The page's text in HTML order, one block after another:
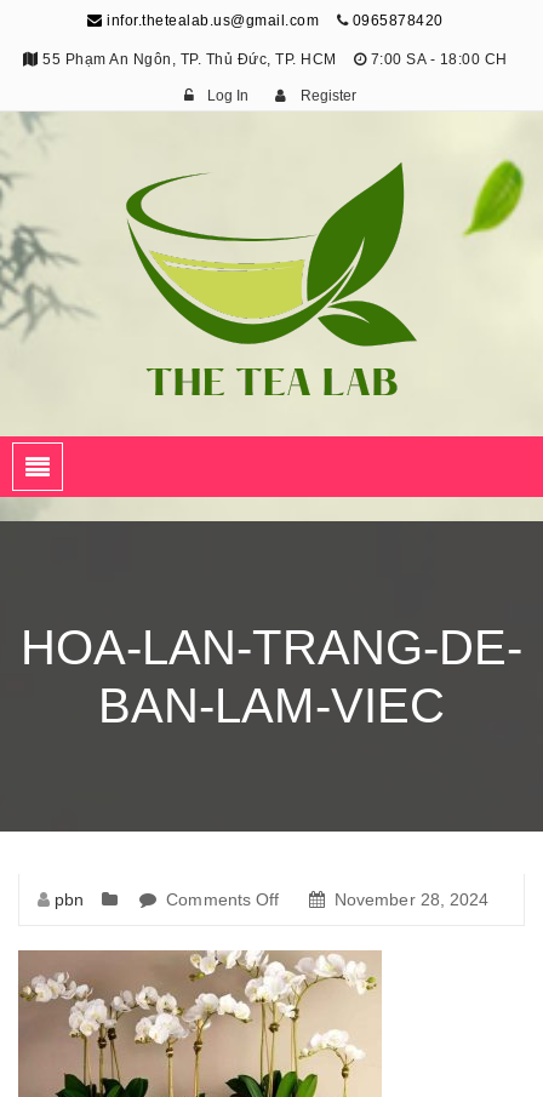
infor.thetealab.us@gmail.com 0965878420
55 Phạm An Ngôn, TP. Thủ Đức, TP. HCM 7:00 SA - 18:00 CH
Log In Register
HOA-LAN-TRANG-DE-
BAN-LAM-VIEC
pbn Comments Off
lan-
trang-
de-
ban-
lam-
viec
November 28, 2024